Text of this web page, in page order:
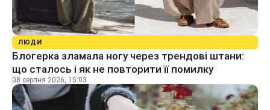
ЛЮДИ
Блогерка зламала ногу через трендові штани:
що сталось і як не повторити її помилку
08 серпня 2026, 15:03